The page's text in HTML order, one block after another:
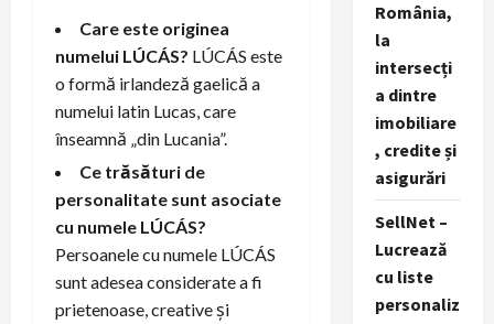
Care este originea
numelui LÚCÁS? LÚCÁS este
o formă irlandeză gaelică a
numelui latin Lucas, care
înseamnă „din Lucania”.
Ce trăsături de
personalitate sunt asociate
cu numele LÚCÁS?
Persoanele cu numele LÚCÁS
sunt adesea considerate a fi
prietenoase, creative și
România,
la
intersecți
a dintre
imobiliare
, credite și
asigurări
SellNet –
Lucrează
cu liste
personaliz